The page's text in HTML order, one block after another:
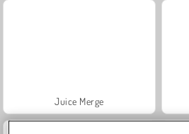
Juice Merge